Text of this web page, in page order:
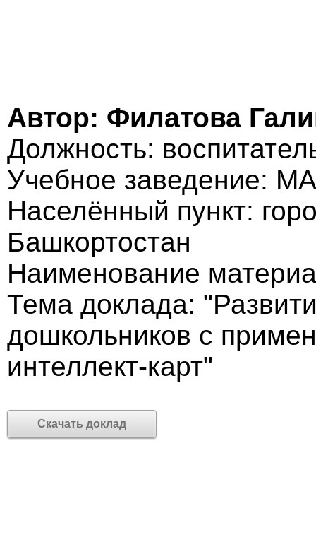
Автор: Филатова
Должность:
Учебное заведение:
Населённый пункт:
Башкортостан
Наименование
Тема доклада:
дошкольников с
интеллект-карт"
Скачать доклад